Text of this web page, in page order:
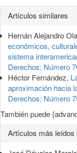
Detalles
del
artículo
Artículos similares
Hernán Alejandro
económicos,
sistema
Derechos: Número
Héctor Fernández,
aproximación hacia
Derechos: Número
También puede
Artículos más leídos